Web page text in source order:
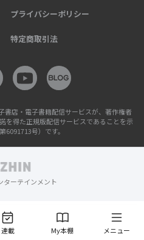
連載 My本棚 メニュー
プライバシーポリシー
特定商取引法
書店・電子書籍配信サービスが、著作権者
を得た正規版配信サービスであることを示
6091713号）です。
ターテインメント